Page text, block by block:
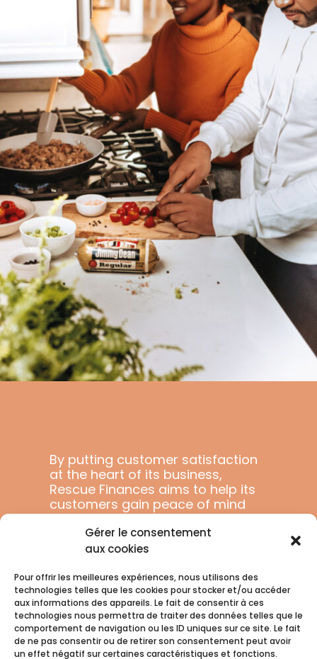
Gérer le consentement
aux cookies
Pour offrir les meilleures expériences, nous utilisons des
technologies telles que les cookies pour stocker et/ou accéder
aux informations des appareils. Le fait de consentir à ces
technologies nous permettra de traiter des données telles que le
comportement de navigation ou les ID uniques sur ce site. Le fait
de ne pas consentir ou de retirer son consentement peut avoir
un effet négatif sur certaines caractéristiques et fonctions.
By putting customer satisfaction
at the heart of its business,
Rescue Finances aims to help its
customers gain peace of mind
and purchasing power.